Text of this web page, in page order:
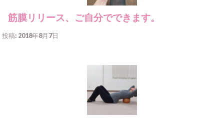
筋膜リリース、ご自分でできます。
投稿: 2018年8月7日